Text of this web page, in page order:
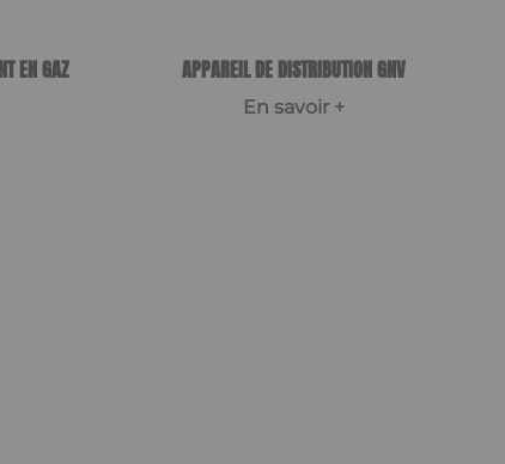
EN GAZ APPAREIL DE DISTRIBUTION GNV
En savoir +